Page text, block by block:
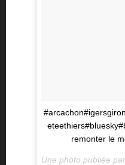
remonter le
Une photo publiée